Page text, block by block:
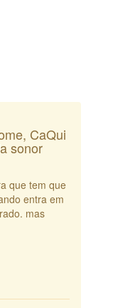
CaQui
sonor
que tem que
entra em
mas